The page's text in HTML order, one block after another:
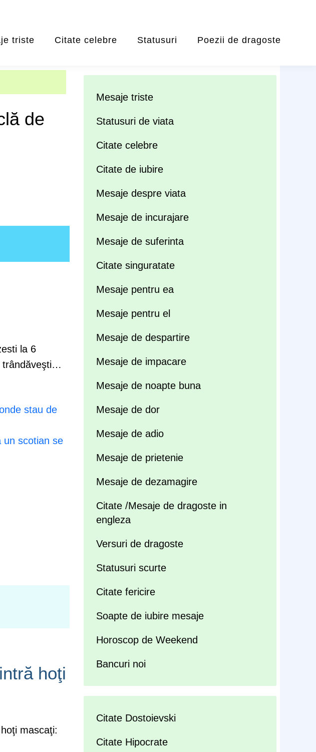
triste Citate celebre Statusuri Poezii de dragoste
de
la 6
trândăveşti…
stau de
un scotian se
hoţi
mascaţi:
Mesaje triste
Statusuri de viata
Citate celebre
Citate de iubire
Mesaje despre viata
Mesaje de incurajare
Mesaje de suferinta
Citate singuratate
Mesaje pentru ea
Mesaje pentru el
Mesaje de despartire
Mesaje de impacare
Mesaje de noapte buna
Mesaje de dor
Mesaje de adio
Mesaje de prietenie
Mesaje de dezamagire
Citate /Mesaje de dragoste in
engleza
Versuri de dragoste
Statusuri scurte
Citate fericire
Soapte de iubire mesaje
Horoscop de Weekend
Bancuri noi
Citate Dostoievski
Citate Hipocrate